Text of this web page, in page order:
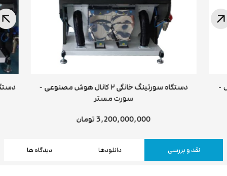
-
دستگاه سورتینگ خانگی ۲ کانال هوش مصنوعی -
سورت مستر
3,200,000,000 تومان
نقد و بررسی دانلودها دیدگاه ها